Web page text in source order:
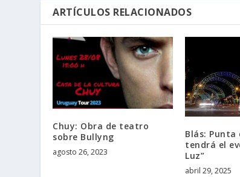
ARTÍCULOS RELACIONADOS
Chuy: Obra de teatro
sobre Bullyng
agosto 26, 2023
Blás: Punta
tendrá el
Luz”
abril 29, 2025